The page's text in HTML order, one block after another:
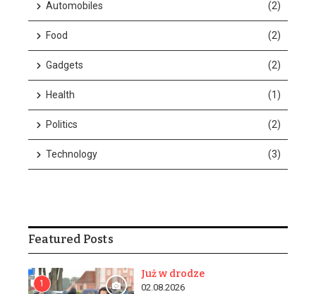
n...
Automobiles (2)
Food (2)
Gadgets (2)
Health (1)
Politics (2)
Technology (3)
Featured Posts
1
Już w drodze
02.08.2026